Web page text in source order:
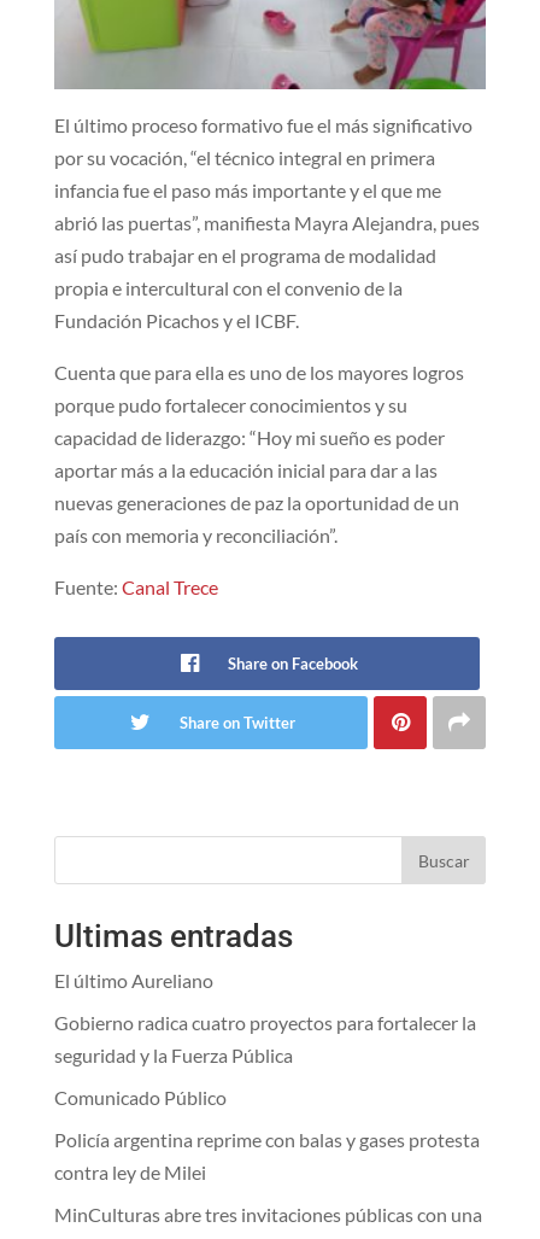
El último proceso formativo fue el más significativo
por su vocación, “el técnico integral en primera
infancia fue el paso más importante y el que me
abrió las puertas”, manifiesta Mayra Alejandra, pues
así pudo trabajar en el programa de modalidad
propia e intercultural con el convenio de la
Fundación Picachos y el ICBF.
Cuenta que para ella es uno de los mayores logros
porque pudo fortalecer conocimientos y su
capacidad de liderazgo: “Hoy mi sueño es poder
aportar más a la educación inicial para dar a las
nuevas generaciones de paz la oportunidad de un
país con memoria y reconciliación”.
Fuente: Canal Trece
Share on Facebook
Share on Twitter
Buscar
Ultimas entradas
El último Aureliano
Gobierno radica cuatro proyectos para fortalecer la
seguridad y la Fuerza Pública
Comunicado Público
Policía argentina reprime con balas y gases protesta
contra ley de Milei
MinCulturas abre tres invitaciones públicas con una